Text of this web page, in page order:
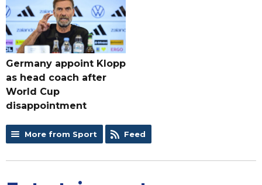
Germany appoint Klopp
as head coach after
World Cup
disappointment
More from Sport Feed